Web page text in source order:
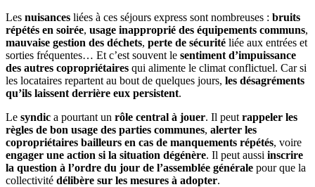
Les nuisances liées à ces séjours express sont nombreuses : bruits
répétés en soirée, usage inapproprié des équipements communs,
mauvaise gestion des déchets, perte de sécurité liée aux entrées et
sorties fréquentes… Et c’est souvent le sentiment d’impuissance
des autres copropriétaires qui alimente le climat conflictuel. Car si
les locataires repartent au bout de quelques jours, les désagréments
qu’ils laissent derrière eux persistent.
Le syndic a pourtant un rôle central à jouer. Il peut rappeler les
règles de bon usage des parties communes, alerter les
copropriétaires bailleurs en cas de manquements répétés, voire
engager une action si la situation dégénère. Il peut aussi inscrire
la question à l’ordre du jour de l’assemblée générale pour que la
collectivité délibère sur les mesures à adopter.